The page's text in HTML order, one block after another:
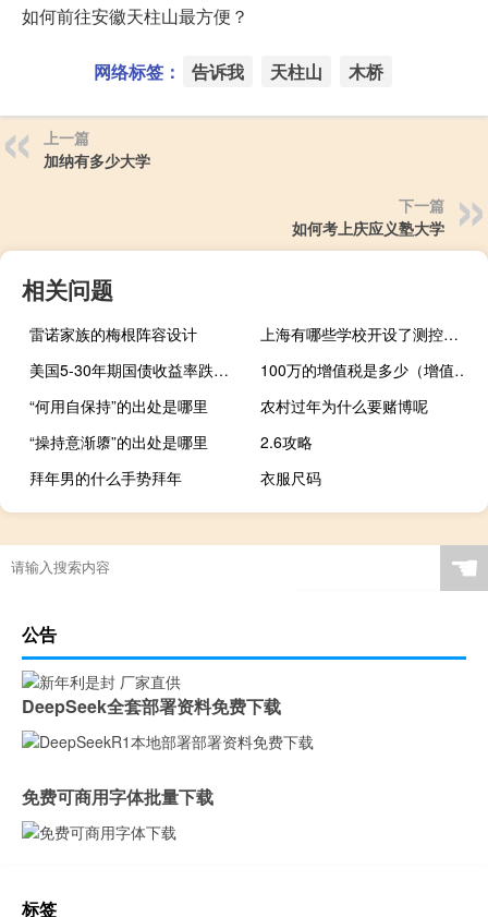
如何前往安徽天柱山最方便？
网络标签： 告诉我 天柱山 木桥
上一篇
加纳有多少大学
下一篇
如何考上庆应义塾大学
相关问题
雷诺家族的梅根阵容设计
上海有哪些学校开设了测控技术与仪器专业
美国5-30年期国债收益率跌约13个基点美国PMI数据欠佳推动美债价格上涨20年期美债拍卖后持稳
100万的增值税是多少（增值税是多少）
“何用自保持”的出处是哪里
农村过年为什么要赌博呢
“操持意渐隳”的出处是哪里
2.6攻略
拜年男的什么手势拜年
衣服尺码
☚
公告
DeepSeek全套部署资料免费下载
免费可商用字体批量下载
标签